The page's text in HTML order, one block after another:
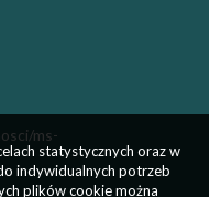
ms-
statystycznych oraz w
indywidualnych potrzeb
plików cookie można